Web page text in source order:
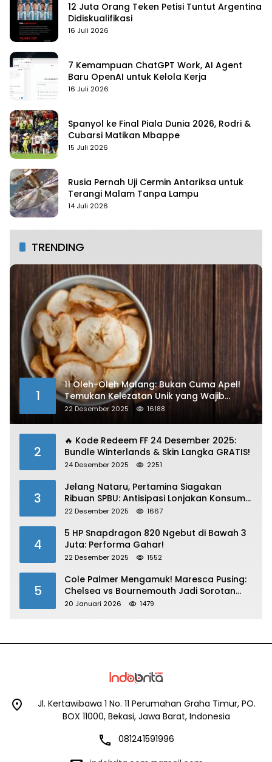
12 Juta Orang Teken Petisi Tuntut Argentina
Didiskualifikasi
16 Juli 2026
7 Kemampuan ChatGPT Work, AI Agent
Baru OpenAI untuk Kelola Kerja
16 Juli 2026
Spanyol ke Final Piala Dunia 2026, Rodri &
Cubarsi Matikan Mbappe
15 Juli 2026
Rusia Pernah Uji Cermin Antariksa untuk
Terangi Malam Tanpa Lampu
14 Juli 2026
TRENDING
1
11 Oleh-Oleh Malang: Bukan Cuma Apel!
Temukan Kelezatan Unik yang Wajib
Dibawa
22 Desember 2025 16188
2
🔥 Kode Redeem FF 24 Desember 2025:
Bundle Winterlands & Skin Langka GRATIS!
24 Desember 2025 2251
3
Jelang Nataru, Pertamina Siagakan
Ribuan SPBU: Antisipasi Lonjakan Konsumsi
BBM dan LPG!
22 Desember 2025 1667
4
5 HP Snapdragon 820 Ngebut di Bawah 3
Juta: Performa Gahar!
22 Desember 2025 1552
5
Cole Palmer Mengamuk! Maresca Pusing:
Chelsea vs Bournemouth Jadi Sorotan
Utama
20 Januari 2026 1479
Jl. Kertawibawa 1 No. 11 Perumahan Graha Timur, PO.
BOX 11000, Bekasi, Jawa Barat, Indonesia
081241591996